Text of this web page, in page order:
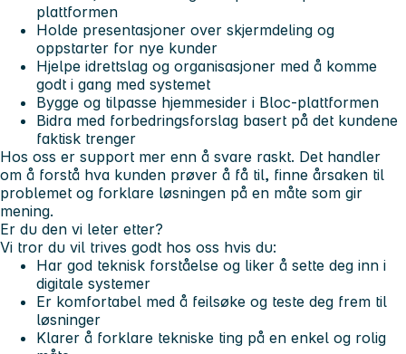
plattformen
Holde presentasjoner over skjermdeling og
oppstarter for nye kunder
Hjelpe idrettslag og organisasjoner med å komme
godt i gang med systemet
Bygge og tilpasse hjemmesider i Bloc-plattformen
Bidra med forbedringsforslag basert på det kundene
faktisk trenger
Hos oss er support mer enn å svare raskt. Det handler
om å forstå hva kunden prøver å få til, finne årsaken til
problemet og forklare løsningen på en måte som gir
mening.
Er du den vi leter etter?
Vi tror du vil trives godt hos oss hvis du:
Har god teknisk forståelse og liker å sette deg inn i
digitale systemer
Er komfortabel med å feilsøke og teste deg frem til
løsninger
Klarer å forklare tekniske ting på en enkel og rolig